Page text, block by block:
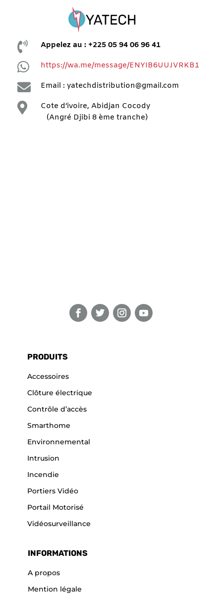
 Appelez au : +225 05 94 06 96 41
 https://wa.me/message/ENYIB6UUJVRKB1
 Email : yatechdistribution@gmail.com

Cote d’ivoire, Abidjan Cocody
(Angré Djibi 8 ème tranche)
PRODUITS
Accessoires
Clôture électrique
Contrôle d’accès
Smarthome
Environnemental
Intrusion
Incendie
Portiers Vidéo
Portail Motorisé
Vidéosurveillance
INFORMATIONS
A propos
Mention légale